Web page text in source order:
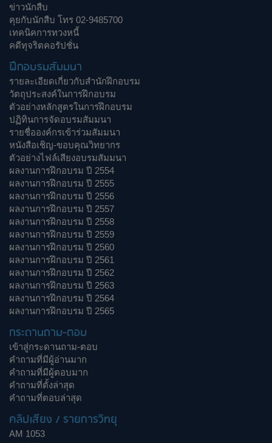
ข่าวนักสืบ
คุยกับนักสืบ โทร 02-9485700
เทคนิคการทวงหนี้
คดีทุจริตคอรัปชั่น
ฝึกอบรมสัมมนา
รายละเอียดเกี่ยวกับสำนักฝึกอบรม
วัตถุประสงค์ในการฝึกอบรม
ตัวอย่างหลักสูตรในการฝึกอบรม
ปฏิทินการจัดอบรมสัมมนา
รายชื่อองค์กรเข้าร่วมสัมมนา
หนังสือเชิญ-ขอบคุณวิทยากร
ตัวอย่างไฟล์เสียงอบรมสัมมนา
ผลงานการฝึกอบรม ปี 2554
ผลงานการฝึกอบรม ปี 2555
ผลงานการฝึกอบรม ปี 2556
ผลงานการฝึกอบรม ปี 2557
ผลงานการฝึกอบรม ปี 2558
ผลงานการฝึกอบรม ปี 2559
ผลงานการฝึกอบรม ปี 2560
ผลงานการฝึกอบรม ปี 2561
ผลงานการฝึกอบรม ปี 2562
ผลงานการฝึกอบรม ปี 2563
ผลงานการฝึกอบรม ปี 2564
ผลงานการฝึกอบรม ปี 2565
กระดานถาม-ตอบ
เข้าสู่กระดานถาม-ตอบ
คำถามที่มีผู้อ่านมาก
คำถามที่มีผู้ตอบมาก
คำถามที่ตั้งล่าสุด
คำถามที่ตอบล่าสุด
คลิปเสียง / รายการวิทยุ
AM 1053